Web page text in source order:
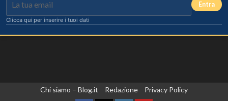
Chi siamo – Blog.it Redazione Privacy Policy
Entra
Clicca qui per inserire i tuoi dati